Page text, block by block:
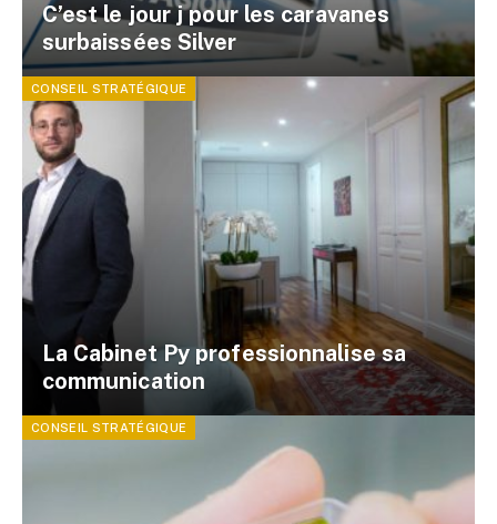
C’est le jour j pour les caravanes
surbaissées Silver
CONSEIL STRATÉGIQUE
La Cabinet Py professionnalise sa
communication
CONSEIL STRATÉGIQUE